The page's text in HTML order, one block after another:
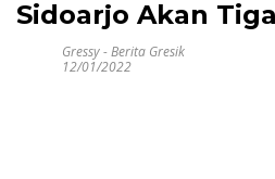
Sidoarjo Akan
Gressy-Berita Gresik
12/01/2022